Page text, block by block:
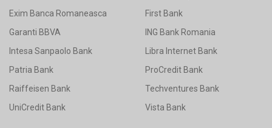
Exim Banca Romaneasca
First Bank
Garanti BBVA
ING Bank Romania
Intesa Sanpaolo Bank
Libra Internet Bank
Patria Bank
ProCredit Bank
Raiffeisen Bank
Techventures Bank
UniCredit Bank
Vista Bank